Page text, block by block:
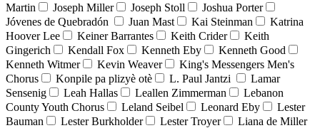
Martin
Joseph Miller Joseph Stoll
Joshua Porter
Jóvenes de Quebradón
Juan Mast Kai Steinman
Katrina
Hoover Lee
Keiner Barrantes Keith Crider
Keith
Gingerich
Kendall Fox Kenneth Eby
Kenneth Good
Kenneth Witmer
Kevin Weaver
King's Messengers Men's
Chorus
Konpile pa plizyè otè L. Paul Jantzi
Lamar
Sensenig
Leah Hallas Leallen Zimmerman
Lebanon
County Youth Chorus
Leland Seibel Leonard Eby
Lester
Bauman
Lester Burkholder Lester Troyer
Liana de Miller